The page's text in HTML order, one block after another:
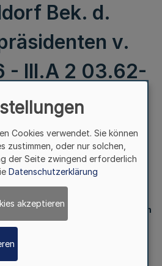
Bek. d.
v.
- III.A 2 03.62-
06 -
der Vereinigten Staaten
von
v. 29.9.2006
2 03.62-2/06 -
Cookies verwendet. Sie können
zustimmen, oder nur solchen,
der Seite zwingend erforderlich
Datenschutzerklärung
akzeptieren